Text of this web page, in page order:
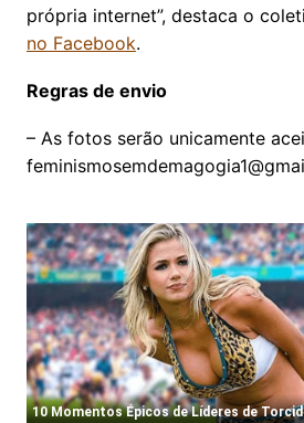
própria internet”, destaca o
no Facebook.
Regras de envio
– As fotos serão unicamente